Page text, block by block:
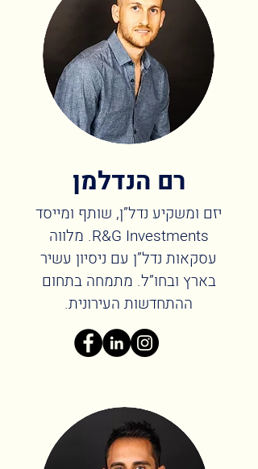
רם הנדלמן
יזם ומשקיע נדל”ן, שותף ומייסד
R&G Investments. מלווה
עסקאות נדל”ן עם ניסיון עשיר
בארץ ובחו”ל. מתמחה בתחום
ההתחדשות העירונית.